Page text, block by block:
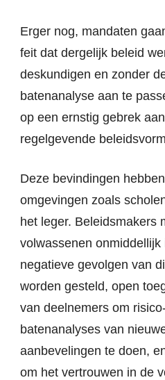
Erger nog, mandaten
feit dat dergelijk beleid
deskundigen en zonder
batenanalyse aan te
op een ernstig gebrek
regelgevende
Deze bevindingen
omgevingen zoals
het leger. Beleidsmakers
volwassenen
negatieve gevolgen van
worden gesteld, open
van deelnemers om
batenanalyses van
aanbevelingen te doen,
om het vertrouwen in de